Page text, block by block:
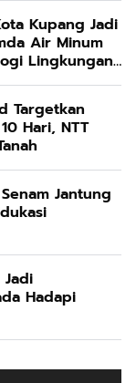
Kupang Jadi
Air Minum
Lingkungan
Targetkan
Hari, NTT
Jantung
Hadapi